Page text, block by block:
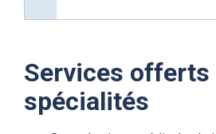
08 août
2026
09 août
2026
10 août
2026
11 août
2026
12 août
2026
13 août
2026
Services offerts
spécialités